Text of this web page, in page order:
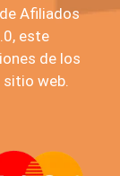
Afiliados
este
de los
web.